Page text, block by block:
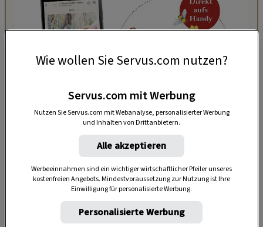
„Servus Garten“ auf WhatsApp
Nutzen Sie WhatsApp auf Ihrem Handy und lieben es, auf
dem Balkon, der Terrasse oder im Garten zu werkeln? In
unserem kostenlosen WhatsApp-Kanal finden Sie täglich
Tipps und Tricks für Garten, Terrasse, Balkon- und
Zimmerpflanzen.
Wie wollen Sie Servus.com nutzen?
Servus.com mit Werbung
Nutzen Sie Servus.com mit Webanalyse, personalisierter Werbung
und Inhalten von Drittanbietern.
Alle akzeptieren
Werbeeinnahmen sind ein wichtiger wirtschaftlicher Pfeiler unseres
kostenfreien Angebots. Mindestvoraussetzung zur Nutzung ist Ihre
Einwilligung für personalisierte Werbung.
Personalisierte Werbung